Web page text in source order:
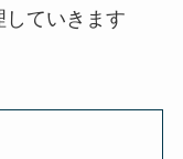
していきます